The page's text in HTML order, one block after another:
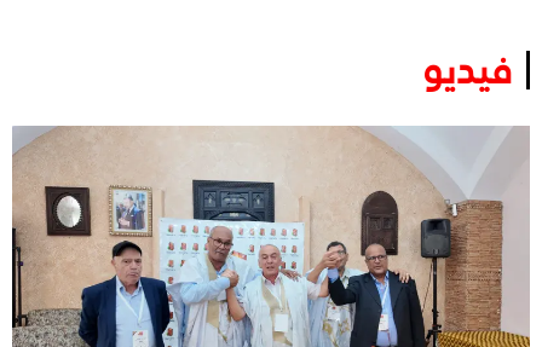
فيديو